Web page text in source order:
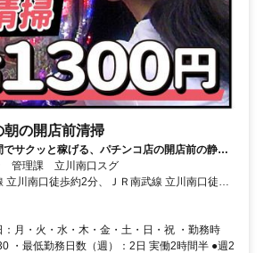
朝の開店前清掃
サクッと稼げる、パチンコ店の開店前の静か
業で活躍中！
管理課 立川南口スグ
立川南口徒歩約2分、ＪＲ南武線 立川南口徒歩
立川南口徒歩約2分
月・火・水・木・金・土・日・祝 ・勤務時
・最低勤務日数（週）：2日 実働2時間半 ●週2